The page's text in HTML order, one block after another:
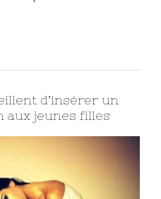
d’insérer un
jeunes filles